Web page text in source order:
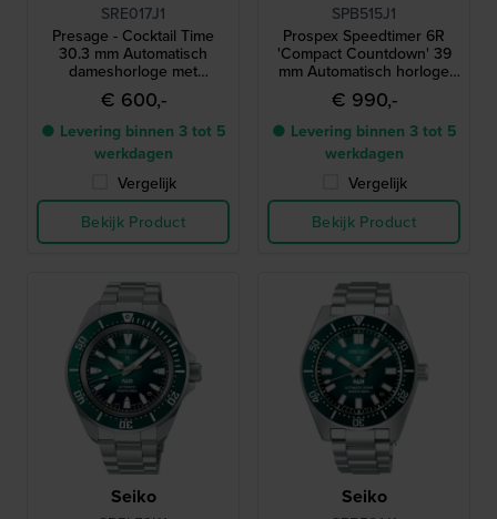
SRE017J1
Presage - Cocktail Time
30.3 mm Automatisch
dameshorloge met
gestructureerde wijzerplaat
en diamantenn
€ 600,-
● Levering binnen 3 tot 5
werkdagen
Vergelijk
Bekijk Product
SPB515J1
Prospex Speedtimer 6R
'Compact Countdown' 39
mm Automatisch horloge
met interne bezel voor
tijdmeting en gangreserve
van 3 dagen
€ 990,-
● Levering binnen 3 tot 5
werkdagen
Vergelijk
Bekijk Product
Seiko Seiko